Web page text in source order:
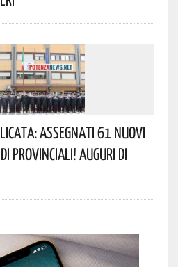
Assegnati 61 Nuovi
Provinciali! Auguri Di